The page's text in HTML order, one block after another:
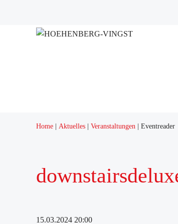
Home Aktuelles Veranstaltungen Eventreader
15.03.2024 20:00